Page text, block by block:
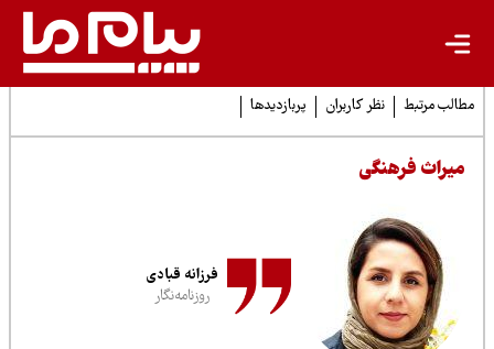
مرتبط نظر کاربران پربازدیدها
فرهنگی
فرزانه قبادی
روزنامه‌نگار